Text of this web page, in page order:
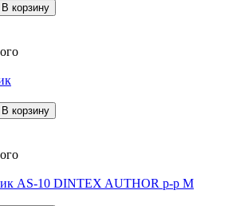
В корзину
В корзину
AS-10 DINTEX AUTHOR р-р M